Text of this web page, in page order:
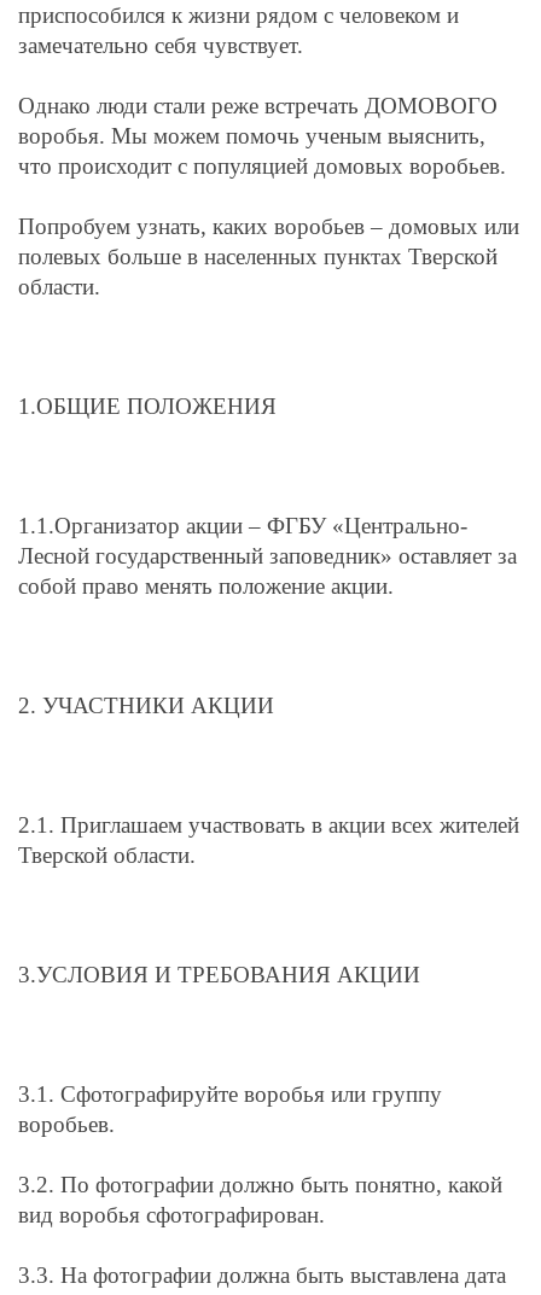
приспособился к жизни рядом с человеком и
замечательно себя чувствует.
Однако люди стали реже встречать ДОМОВОГО
воробья. Мы можем помочь ученым выяснить,
что происходит с популяцией домовых воробьев.
Попробуем узнать, каких воробьев – домовых или
полевых больше в населенных пунктах Тверской
области.
1.ОБЩИЕ ПОЛОЖЕНИЯ
1.1.Организатор акции – ФГБУ «Центрально-
Лесной государственный заповедник» оставляет за
собой право менять положение акции.
2. УЧАСТНИКИ АКЦИИ
2.1. Приглашаем участвовать в акции всех жителей
Тверской области.
3.УСЛОВИЯ И ТРЕБОВАНИЯ АКЦИИ
3.1. Сфотографируйте воробья или группу
воробьев.
3.2. По фотографии должно быть понятно, какой
вид воробья сфотографирован.
3.3. На фотографии должна быть выставлена дата